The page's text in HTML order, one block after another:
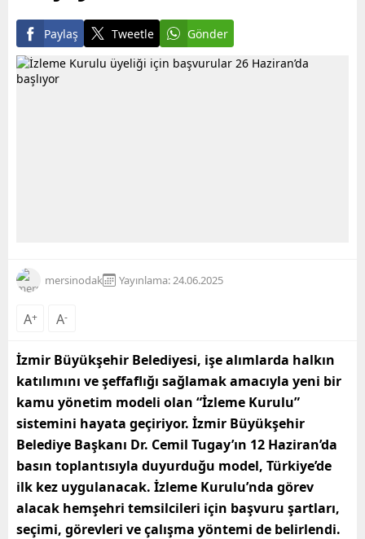
Paylaş Tweetle Gönder
mersinodak Yayınlama: 24.06.2025
A+ A-
İzmir Büyükşehir Belediyesi, işe alımlarda halkın
katılımını ve şeffaflığı sağlamak amacıyla yeni bir
kamu yönetim modeli olan “İzleme Kurulu”
sistemini hayata geçiriyor. İzmir Büyükşehir
Belediye Başkanı Dr. Cemil Tugay’ın 12 Haziran’da
basın toplantısıyla duyurduğu model, Türkiye’de
ilk kez uygulanacak. İzleme Kurulu’nda görev
alacak hemşehri temsilcileri için başvuru şartları,
seçimi, görevleri ve çalışma yöntemi de belirlendi.